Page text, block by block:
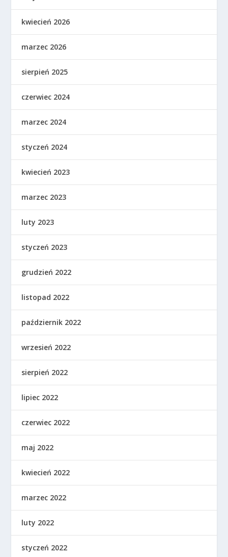
kwiecień 2026
marzec 2026
sierpień 2025
czerwiec 2024
marzec 2024
styczeń 2024
kwiecień 2023
marzec 2023
luty 2023
styczeń 2023
grudzień 2022
listopad 2022
październik 2022
wrzesień 2022
sierpień 2022
lipiec 2022
czerwiec 2022
maj 2022
kwiecień 2022
marzec 2022
luty 2022
styczeń 2022